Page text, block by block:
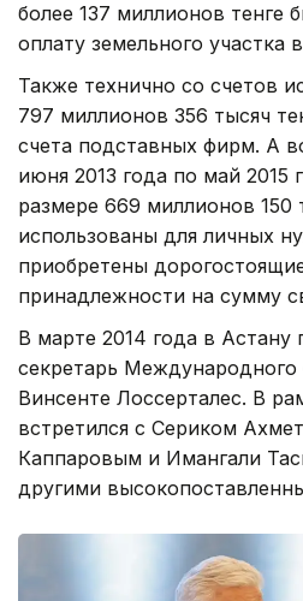
более 137 миллионов тенге
оплату земельного участка
Также технично со счетов
797 миллионов 356 тысяч
счета подставных фирм. А
июня 2013 года по май 2015
размере 669 миллионов 150
использованы для личных
приобретены
принадлежности на сумму
В марте 2014 года в Астану
секретарь
Винсенте Лоссерталес. В
встретился с Сериком
Каппаровым и Имангали
другими